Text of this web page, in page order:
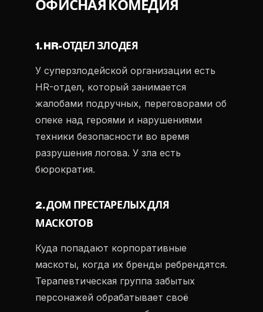
ОФИСНАЯ КОМЕДИЯ
1. HR-ОТДЕЛ ЗЛОДЕЯ
У суперзлодейской организации есть
HR-отдел, который занимается
жалобами подручных, переговорами об
опеке над героями и нарушениями
техники безопасности во время
разрушения логова. У зла есть
бюрократия.
2. ДОМ ПРЕСТАРЕЛЫХ ДЛЯ
МАСКОТОВ
Куда попадают корпоративные
маскоты, когда их бренды ребрендятся.
Терапевтическая группа забытых
персонажей обрабатывает своё